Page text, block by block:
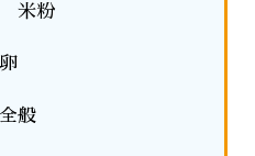
米粉
般